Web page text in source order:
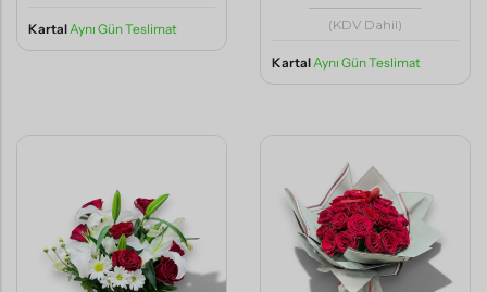
Kartal Aynı Gün Teslimat (KDV Dahil)
Kartal Aynı Gün Teslimat